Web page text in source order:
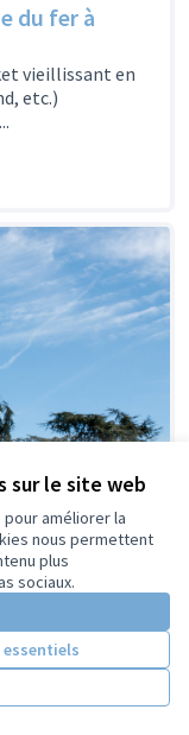
sur le site web
améliorer la
nous permettent
plus
sociaux.
du fer à
vieillissant en
etc.)
malvoyants
aux passages
personnes avec